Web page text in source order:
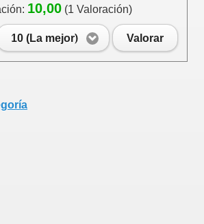
10,00(1 Valoración)
10 (La mejor) Valorar